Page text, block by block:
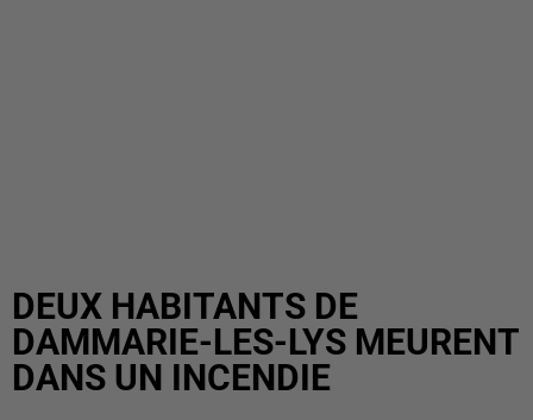
DEUX HABITANTS DE
DAMMARIE-LES-LYS MEURENT
DANS UN INCENDIE